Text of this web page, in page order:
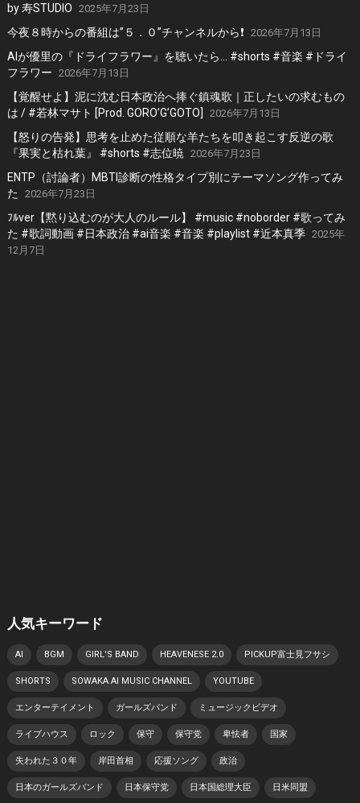
by 寿STUDIO 2025年7月23日
今夜８時からの番組は”５．０”チャンネルから❗️ 2026年7月13日
AIが優里の『ドライフラワー』を聴いたら… #shorts #音楽 #ドライ
フラワー 2026年7月13日
【覚醒せよ】泥に沈む日本政治へ捧ぐ鎮魂歌｜正したいの求むもの
は / #若林マサト [Prod. GORO’G’GOTO]
2026年7月13日
【怒りの告発】思考を止めた従順な羊たちを叩き起こす反逆の歌
『果実と枯れ葉』 #shorts #志位暁 2026年7月23日
ENTP（討論者）MBTI診断の性格タイプ別にテーマソング作ってみ
た
2026年7月23日
ﾌﾙver【黙り込むのが大人のルール】 #music #noborder #歌ってみ
た #歌詞動画 #日本政治 #ai音楽 #音楽 #playlist #近本真季 2025年
12月7日
人気キーワード
AI BGM GIRL'S BAND HEAVENESE 2.0 PICKUP富士見フサシ
SHORTS SOWAKA AI MUSIC CHANNEL YOUTUBE
エンターテイメント ガールズバンド ミュージックビデオ
ライブハウス ロック 保守 保守党 卑怯者 国家
失われた３０年 岸田首相 応援ソング 政治
日本のガールズバンド 日本保守党 日本国総理大臣 日米同盟